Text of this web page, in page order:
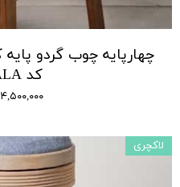
کد XSALA
۴,۵۰۰,۰۰۰ تومان
لاکچری